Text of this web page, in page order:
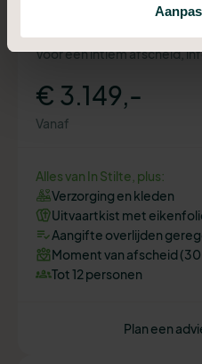
Crematie Compact
Voor een intiem afscheid,
€ 3.149,-
Vanaf
Alles van In Stilte, plus:
Verzorging en kleden
Uitvaartkist met
Aangifte overlijden
Moment van afscheid (30
Tot 12 personen
Plan een